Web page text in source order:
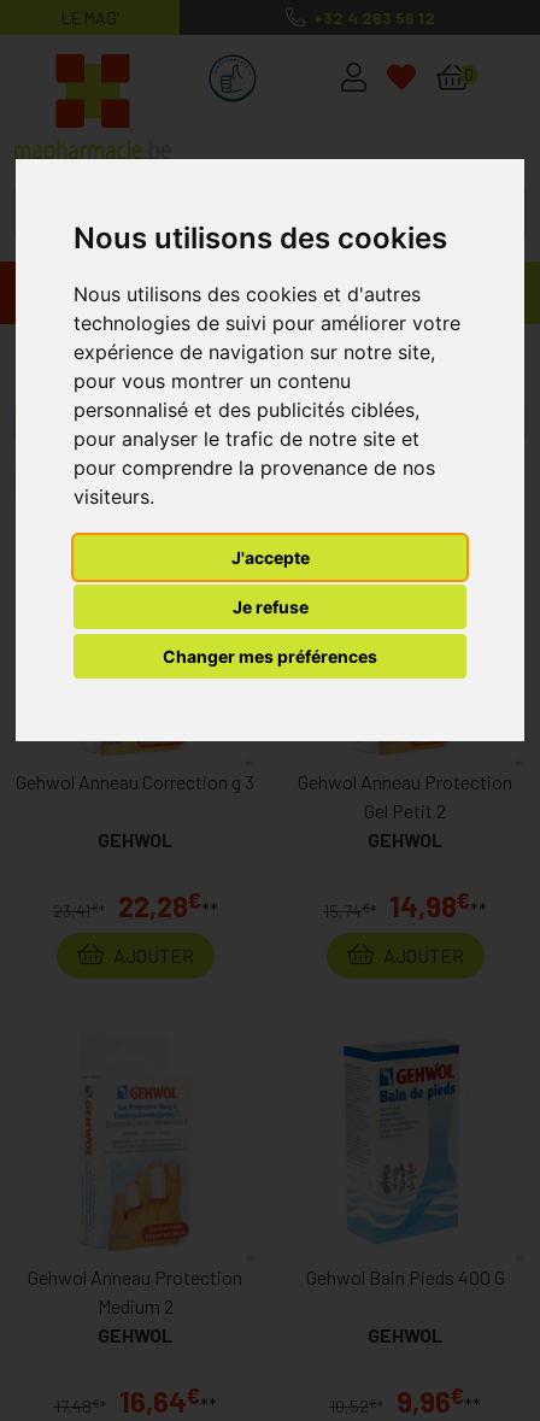
Nous utilisons des cookies
Nous utilisons des cookies et d'autres
technologies de suivi pour améliorer votre
expérience de navigation sur notre site,
pour vous montrer un contenu
personnalisé et des publicités ciblées,
pour analyser le trafic de notre site et
pour comprendre la provenance de nos
visiteurs.
J'accepte
Je refuse
Changer mes préférences
LE MAG’ +32 4 263 56 12
MaPharmacie.be ma santé, mes
0
Promos Produits
Gehwol
Menu/Filtres
Gehwol Anneau Correction g 3
GEHWOL
23,41€ * 22,28€**
AJOUTER
Gehwol Anneau Protection
Gel Petit 2
GEHWOL
15,74€* 14,98€**
AJOUTER
Gehwol Anneau Protection
Medium 2
GEHWOL
17,48€ * 16,64€**
Gehwol Bain Pieds 400 G
GEHWOL
10,52€* 9,96€**